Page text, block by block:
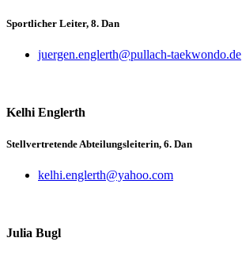
Sportlicher Leiter, 8. Dan
juergen.englerth@pullach-taekwondo.de
Kelhi Englerth
Stellvertretende Abteilungsleiterin, 6. Dan
kelhi.englerth@yahoo.com
Julia Bugl